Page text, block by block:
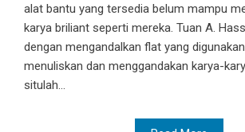
alat bantu yang tersedia belum mampu
karya briliant seperti mereka. Tuan A.
dengan mengandalkan flat yang
menuliskan dan menggandakan karya-
situlah...